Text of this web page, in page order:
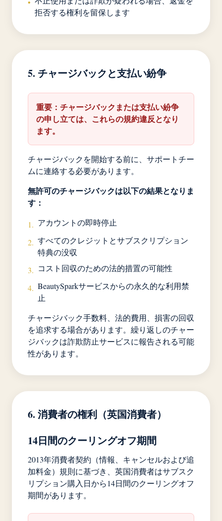
•
拒否する権利を留保します
5. チャージバックと支払い紛争
重要：チャージバックまたは支払い紛争
の申し立ては、これらの規約違反となり
ます。
チャージバックを開始する前に、サポートチー
ムに連絡する必要があります。
無許可のチャージバックは以下の結果となりま
す：
1. アカウントの即時停止
2. すべてのクレジットとサブスクリプション
特典の没収
3. コスト回収のための法的措置の可能性
4. BeautySparkサービスからの永久的な利用禁
止
チャージバック手数料、法的費用、損害の回収
を追求する場合があります。繰り返しのチャー
ジバックは詐欺防止サービスに報告される可能
性があります。
6. 消費者の権利（英国消費者）
14日間のクーリングオフ期間
2013年消費者契約（情報、キャンセルおよび追
加料金）規則に基づき、英国消費者はサブスク
リプション購入日から14日間のクーリングオフ
期間があります。